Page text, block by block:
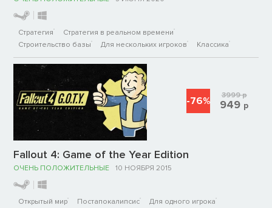
Стратегия
Стратегия в реальном времени
Строительство базы
Для нескольких игроков Классика
Fallout 4: Game of the Year Edition
ОЧЕНЬ ПОЛОЖИТЕЛЬНЫЕ 10 НОЯБРЯ 2015
Открытый мир Постапокалипсис
Для одного игрока
-76% 3999р
949 р